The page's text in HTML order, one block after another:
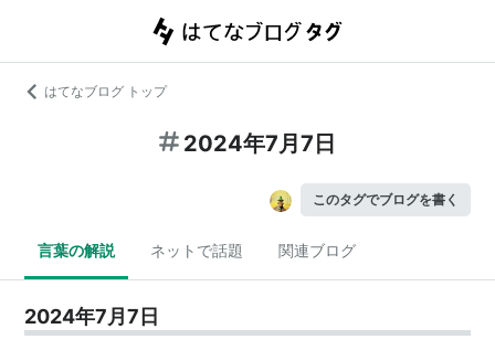
はてなブログ トップ
2024年7月7日
このタグでブログを書く
言葉の解説 ネットで話題 関連ブログ
2024年7月7日